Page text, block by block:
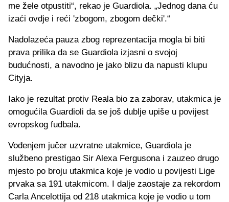
me žele otpustiti“, rekao je Guardiola. „Jednog dana ću
izaći ovdje i reći 'zbogom, zbogom dečki'.“
Nadolazeća pauza zbog reprezentacija mogla bi biti
prava prilika da se Guardiola izjasni o svojoj
budućnosti, a navodno je jako blizu da napusti klupu
Cityja.
Iako je rezultat protiv Reala bio za zaborav, utakmica je
omogućila Guardioli da se još dublje upiše u povijest
evropskog fudbala.
Vođenjem jučer uzvratne utakmice, Guardiola je
službeno prestigao Sir Alexa Fergusona i zauzeo drugo
mjesto po broju utakmica koje je vodio u povijesti Lige
prvaka sa 191 utakmicom. I dalje zaostaje za rekordom
Carla Ancelottija od 218 utakmica koje je vodio u tom